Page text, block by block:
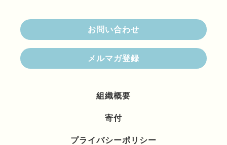
お問い合わせ
メルマガ登録
組織概要
寄付
プライバシーポリシー